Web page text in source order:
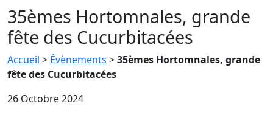
35èmes Hortomnales, grande
fête des Cucurbitacées
Accueil > Évènements >35èmes Hortomnales, grande
fête des Cucurbitacées
26 Octobre 2024